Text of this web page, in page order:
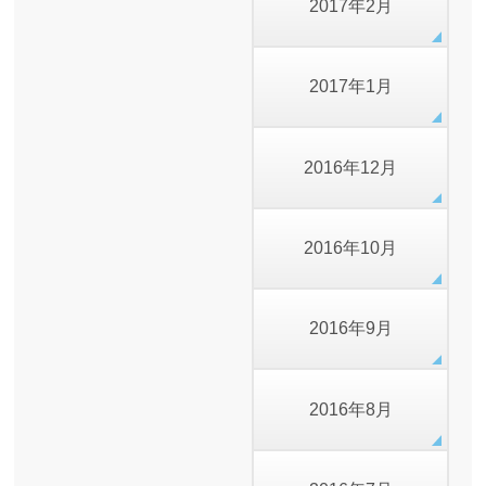
2017年2月
2017年1月
2016年12月
2016年10月
2016年9月
2016年8月